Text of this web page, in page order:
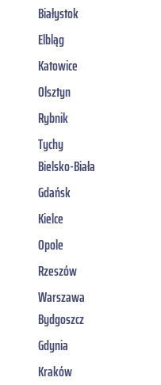
Białystok
Elbląg
Katowice
Olsztyn
Rybnik
Tychy
Bielsko-Biała
Gdańsk
Kielce
Opole
Rzeszów
Warszawa
Bydgoszcz
Gdynia
Kraków